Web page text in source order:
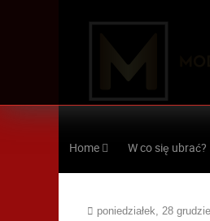
Home W co się ubrać?
poniedziałek, 28